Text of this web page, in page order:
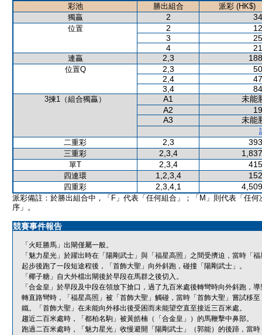
彩池 勝出組合
派彩 (HK$)
獨贏
2
位置 2
3
4
連贏 2,3
位置Q 2,3
2,4
3,4
3揀1（組合獨贏） A1
未能
A2
A3
未能
二重彩
2,3
三重彩 2,3,4
單T 2,3,4
四連環 1,2,3,4
四重彩 2,3,4,1
派彩備註：於勝出組合中，「F」代表「任何組合」；「M」則代表「任何
序」。
競賽事件報告
「火旺勝馬」出閘僅屬一般。
「魅力星光」於躍出時在「陽剛武士」與「福星高照」之間受擠迫，當時「
起步後跑了一段短途程後，「首飾大聖」向外斜跑，碰撞「陽剛武士」。
「椰子糖」自大外檔出閘後於早段在馬群之後切入。
「合金皇」於早段及中段在領放下搶口，過了九百米處後轉彎時向外斜跑，
轉直路彎時，「福星高照」被「首飾大聖」觸碰，當時「首飾大聖」嘗試移
鐵。「首飾大聖」在未能向外移出後受困而未能望空直至接近三百米處。
趨近二百米處時，「都柏名駒」被黃皓楠（「合金皇」）的馬鞭擊中鼻部。
跑過二百米處時，「魅力星光」收慢避開「陽剛武士」（郭能）的後蹄，當